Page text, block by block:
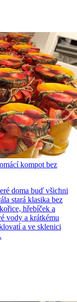
kompot bez
doma buď všichni
stará klasika bez
hřebíček a
vody a krátkému
a ve sklenici